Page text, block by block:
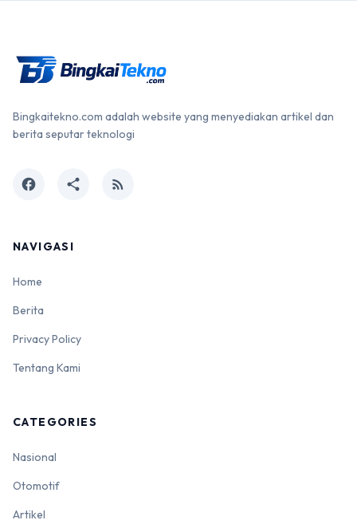
Bingkaitekno.com adalah website yang menyediakan artikel dan
berita seputar teknologi
facebook share rss_feed
NAVIGASI
Home
Berita
Privacy Policy
Tentang Kami
CATEGORIES
Nasional
Otomotif
Artikel